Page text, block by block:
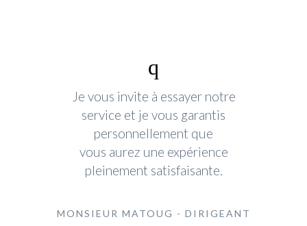
Je vous invite à essayer notre
service et je vous garantis
personnellement que
vous aurez une expérience
pleinement satisfaisante.
MONSIEUR MATOUG - DIRIGEANT